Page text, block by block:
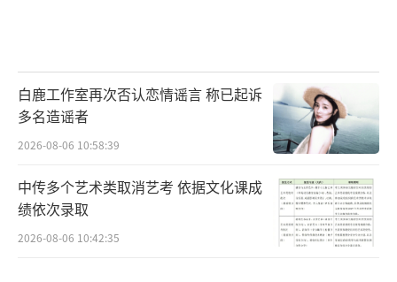
白鹿工作室再次否认恋情谣言 称已起诉
多名造谣者
2026-08-06 10:58:39
中传多个艺术类取消艺考 依据文化课成
绩依次录取
2026-08-06 10:42:35